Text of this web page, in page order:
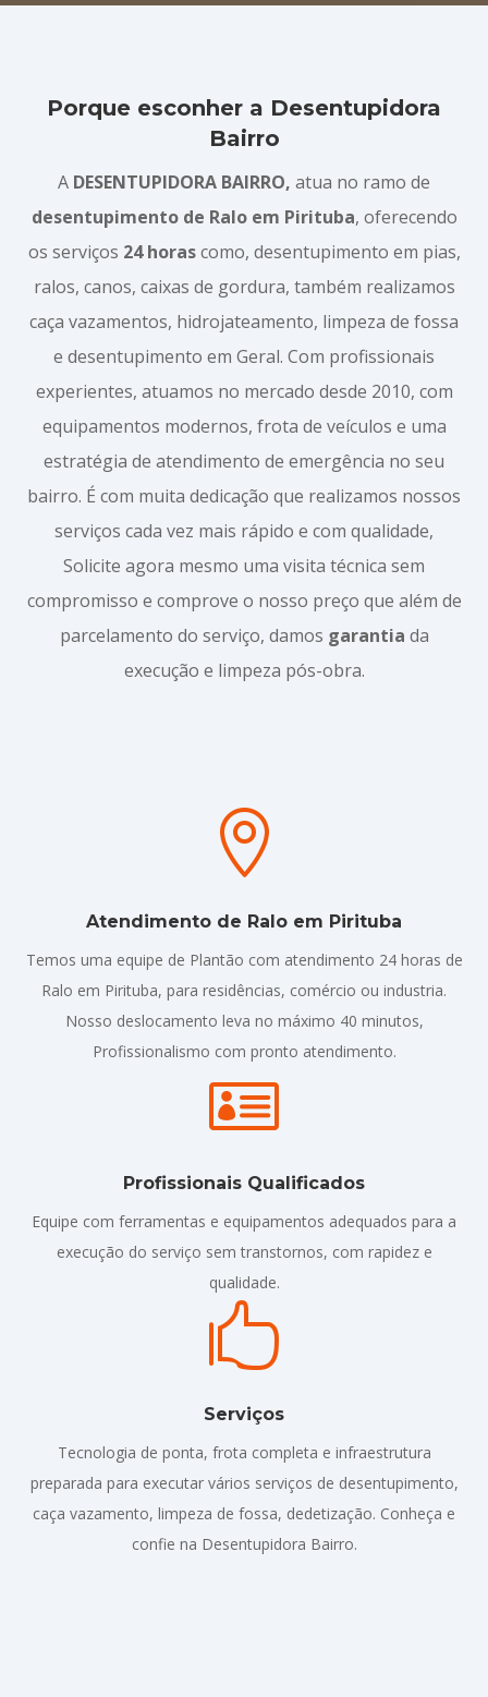
Porque esconher a Desentupidora
Bairro
A DESENTUPIDORA BAIRRO, atua no ramo de
desentupimento de Ralo em Pirituba, oferecendo
os serviços 24 horascomo, desentupimento em pias,
ralos, canos, caixas de gordura, também realizamos
caça vazamentos, hidrojateamento, limpeza de fossa
e desentupimento em Geral. Com profissionais
experientes, atuamos no mercado desde 2010, com
equipamentos modernos, frota de veículos e uma
estratégia de atendimento de emergência no seu
bairro. É com muita dedicação que realizamos nossos
serviços cada vez mais rápido e com qualidade,
Solicite agora mesmo uma visita técnica sem
compromisso e comprove o nosso preço que além de
parcelamento do serviço, damos garantia da
execução e limpeza pós-obra.

Atendimento de Ralo em Pirituba
Temos uma equipe de Plantão com atendimento 24 horas de
Ralo em Pirituba, para residências, comércio ou industria.
Nosso deslocamento leva no máximo 40 minutos,
Profissionalismo com pronto atendimento.

Profissionais Qualificados
Equipe com ferramentas e equipamentos adequados para a
execução do serviço sem transtornos, com rapidez e
qualidade.

Serviços
Tecnologia de ponta, frota completa e infraestrutura
preparada para executar vários serviços de desentupimento,
caça vazamento, limpeza de fossa, dedetização. Conheça e
confie na Desentupidora Bairro.